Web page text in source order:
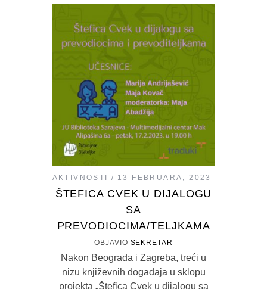
AKTIVNOSTI 13 FEBRUARA, 2023
ŠTEFICA CVEK U DIJALOGU
SA
PREVODIOCIMA/TELJKAMA
OBJAVIO SEKRETAR
Nakon Beograda i Zagreba, treći u
nizu književnih događaja u sklopu
projekta „Štefica Cvek u dijalogu sa